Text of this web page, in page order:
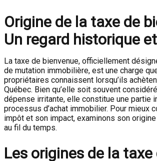
Origine de la taxe de
Un regard historique
La taxe de bienvenue, officiellement
de mutation immobilière, est une charge
propriétaires connaissent lorsqu’ils
Québec. Bien qu’elle soit souvent
dépense irritante, elle constitue une partie
processus d’achat immobilier. Pour mieux
impôt et son impact, examinons son
au fil du temps.
Les origines de la taxe